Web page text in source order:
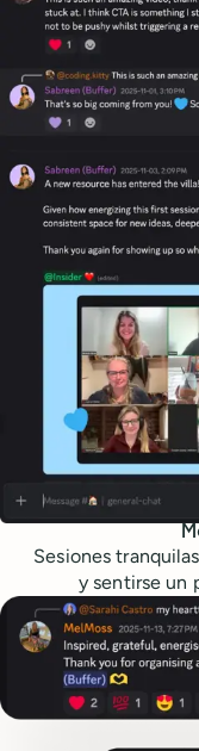
Sesiones
y sentirse un